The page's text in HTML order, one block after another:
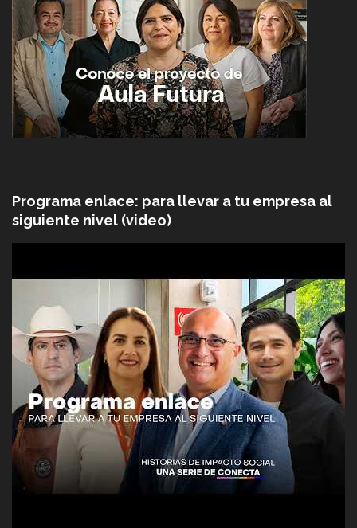
Programa enlace: para llevar a tu empresa al
siguiente nivel (video)